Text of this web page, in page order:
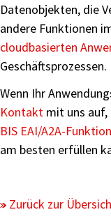
Datenobjekten, die
andere Funktionen
cloudbasierten
Geschäftsprozessen.
Wenn Ihr
Kontakt mit uns auf,
BIS EAI/A2A-Funktion
am besten erfüllen
Zurück zur